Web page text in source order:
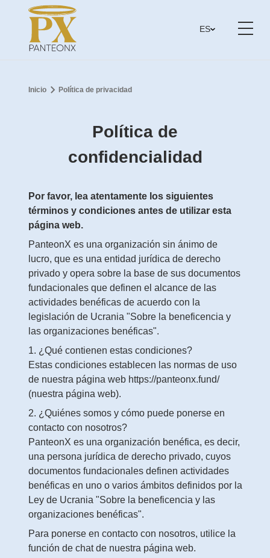
ES
Inicio Política de privacidad
Política de
confidencialidad
Por favor, lea atentamente los siguientes
términos y condiciones antes de utilizar esta
página web.
PanteonX es una organización sin ánimo de
lucro, que es una entidad jurídica de derecho
privado y opera sobre la base de sus documentos
fundacionales que definen el alcance de las
actividades benéficas de acuerdo con la
legislación de Ucrania "Sobre la beneficencia y
las organizaciones benéficas".
1. ¿Qué contienen estas condiciones?
Estas condiciones establecen las normas de uso
de nuestra página web https://panteonx.fund/
(nuestra página web).
2. ¿Quiénes somos y cómo puede ponerse en
contacto con nosotros?
PanteonX es una organización benéfica, es decir,
una persona jurídica de derecho privado, cuyos
documentos fundacionales definen actividades
benéficas en uno o varios ámbitos definidos por la
Ley de Ucrania "Sobre la beneficencia y las
organizaciones benéficas".
Para ponerse en contacto con nosotros, utilice la
función de chat de nuestra página web.